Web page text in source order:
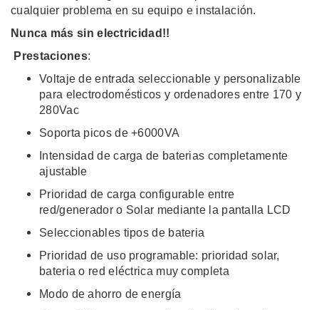
cualquier problema en su equipo e instalación.
Nunca más sin electricidad!!
Prestaciones:
Voltaje de entrada seleccionable y personalizable
para electrodomésticos y ordenadores entre 170 y
280Vac
Soporta picos de +6000VA
Intensidad de carga de baterias completamente
ajustable
Prioridad de carga configurable entre
red/generador o Solar mediante la pantalla LCD
Seleccionables tipos de bateria
Prioridad de uso programable: prioridad solar,
bateria o red eléctrica muy completa
Modo de ahorro de energía